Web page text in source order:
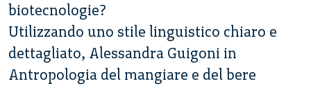
biotecnologie?
Utilizzando uno stile linguistico chiaro e
dettagliato, Alessandra Guigoni in
Antropologia del mangiare e del bere